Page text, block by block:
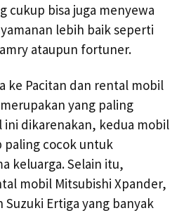
cukup bisa juga menyewa
lebih baik seperti
ataupun fortuner.
ke Pacitan dan rental mobil
yang paling
ini dikarenakan, kedua mobil
cocok untuk
keluarga. Selain itu,
mobil Mitsubishi Xpander,
Suzuki Ertiga yang banyak